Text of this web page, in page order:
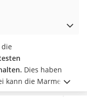
Dies haben
kann die Marmelade
werden. Auch